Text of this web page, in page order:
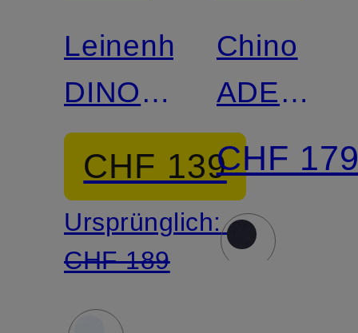
Leinenhemd
DINO
Comfort
FitCHF 139
Ursprünglich:
CHF 189
Chino
ADEN
Regular
Fit
CHF